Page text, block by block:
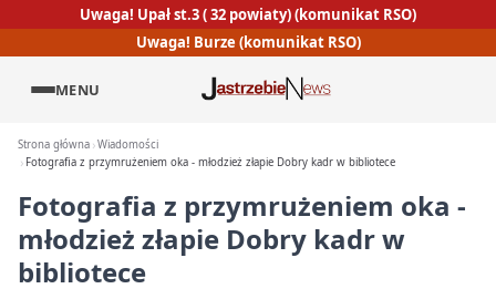
Uwaga! Upał st.3 ( 32 powiaty) (komunikat RSO)
Uwaga! Burze (komunikat RSO)
MENU
Strona główna Wiadomości
Fotografia z przymrużeniem oka - młodzież złapie Dobry kadr w bibliotece
Fotografia z przymrużeniem oka -
młodzież złapie Dobry kadr w
bibliotece